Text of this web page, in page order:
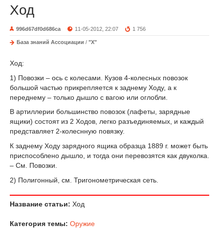
Ход
996d67df0d686ca 11-05-2012, 22:07 1 756
База знаний Ассоциации / "Х"
Ход:
1) Повозки – ось с колесами. Кузов 4-колесных повозок
большой частью прикрепляется к заднему Ходу, а к
переднему – только дышло с вагою или оглобли.
В артиллерии большинство повозок (лафеты, зарядные
ящики) состоят из 2 Ходов, легко разъединяемых, и каждый
представляет 2-колеснную повязку.
К заднему Ходу зарядного ящика образца 1889 г. может быть
приспособлено дышло, и тогда они перевозятся как двуколка.
– См. Повозки.
2) Полигонный, см. Тригонометрическая сеть.
Название статьи: Ход
Категория темы: Оружие